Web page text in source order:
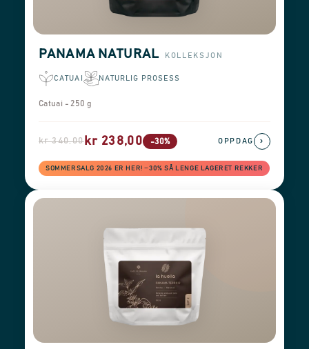
PANAMA NATURAL KOLLEKSJON
CATUAI NATURLIG PROSESS
Catuai - 250 g
kr 340,00kr 238,00 -30%
SOMMERSALG 2026 ER HER! −30% SÅ LENGE LAGERET REKKER
OPPDAG ›